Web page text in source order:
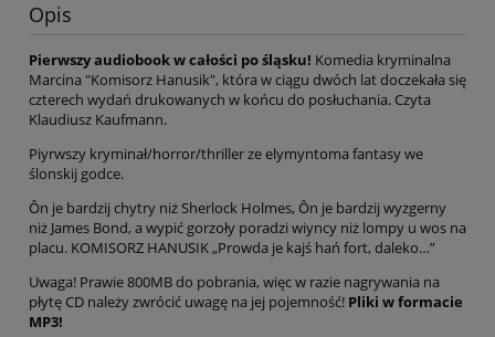
Opis
Pierwszy audiobook w całości po śląsku! Komedia kryminalna
Marcina "Komisorz Hanusik", która w ciągu dwóch lat doczekała się
czterech wydań drukowanych w końcu do posłuchania. Czyta
Klaudiusz Kaufmann.
Piyrwszy kryminał/horror/thriller ze elymyntoma fantasy we
ślonskij godce.
Ôn je bardzij chytry niż Sherlock Holmes, Ôn je bardzij wyzgerny
niż James Bond, a wypić gorzoły poradzi wiyncy niż lompy u wos na
placu. KOMISORZ HANUSIK „Prowda je kajś hań fort, daleko…”
Uwaga! Prawie 800MB do pobrania, więc w razie nagrywania na
płytę CD należy zwrócić uwagę na jej pojemność! Pliki w formacie
MP3!